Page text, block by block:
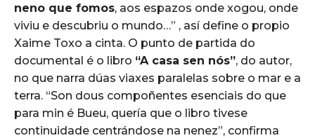
neno que fomos, aos espazos onde xogou, onde
viviu e descubriu o mundo…” , así define o propio
Xaime Toxo a cinta. O punto de partida do
documental é o libro “A casa sen nós”, do autor,
no que narra dúas viaxes paralelas sobre o mar e a
terra. “Son dous compoñentes esenciais do que
para min é Bueu, quería que o libro tivese
continuidade centrándose na nenez”, confirma